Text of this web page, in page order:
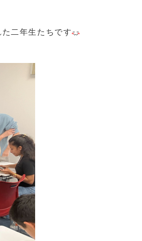
二年生たちです